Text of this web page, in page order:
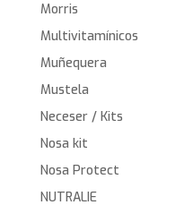
Morris
Multivitamínicos
Muñequera
Mustela
Neceser / Kits
Nosa kit
Nosa Protect
NUTRALIE